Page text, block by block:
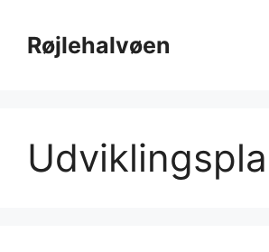
indholdRøjlehalvøen